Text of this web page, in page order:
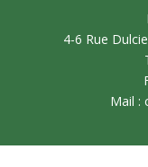
4-6 Rue
Mail :